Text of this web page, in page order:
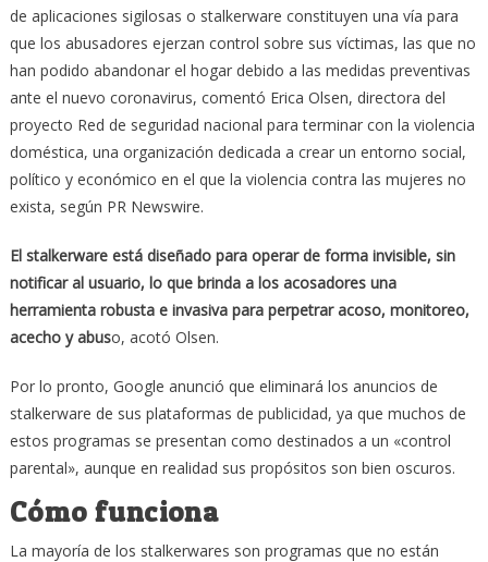
de aplicaciones sigilosas o stalkerware constituyen una vía para
que los abusadores ejerzan control sobre sus víctimas, las que no
han podido abandonar el hogar debido a las medidas preventivas
ante el nuevo coronavirus, comentó Erica Olsen, directora del
proyecto Red de seguridad nacional para terminar con la violencia
doméstica, una organización dedicada a crear un entorno social,
político y económico en el que la violencia contra las mujeres no
exista, según PR Newswire.
El stalkerware está diseñado para operar de forma invisible, sin
notificar al usuario, lo que brinda a los acosadores una
herramienta robusta e invasiva para perpetrar acoso, monitoreo,
acecho y abuso, acotó Olsen.
Por lo pronto, Google anunció que eliminará los anuncios de
stalkerware de sus plataformas de publicidad, ya que muchos de
estos programas se presentan como destinados a un «control
parental», aunque en realidad sus propósitos son bien oscuros.
Cómo funciona
La mayoría de los stalkerwares son programas que no están